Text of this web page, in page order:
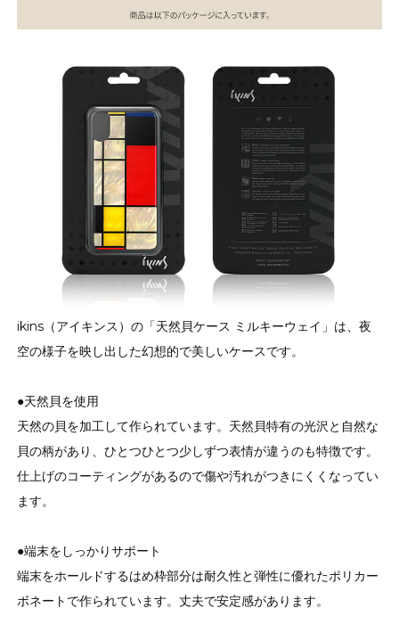
ikins（アイキンス）の「天然貝ケース ミルキーウェイ」は、夜
空の様子を映し出した幻想的で美しいケースです。
●天然貝を使用
天然の貝を加工して作られています。天然貝特有の光沢と自然な
貝の柄があり、ひとつひとつ少しずつ表情が違うのも特徴です。
仕上げのコーティングがあるので傷や汚れがつきにくくなってい
ます。
●端末をしっかりサポート
端末をホールドするはめ枠部分は耐久性と弾性に優れたポリカー
ボネートで作られています。丈夫で安定感があります。